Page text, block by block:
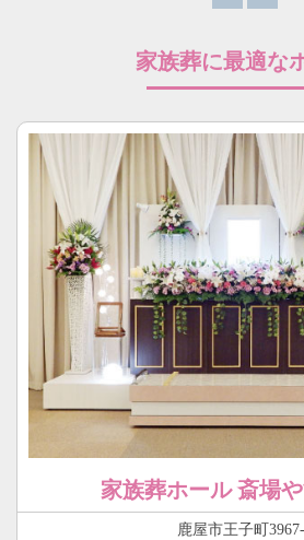
家族葬に最適な
家族葬ホール 斎場
鹿屋市王子町